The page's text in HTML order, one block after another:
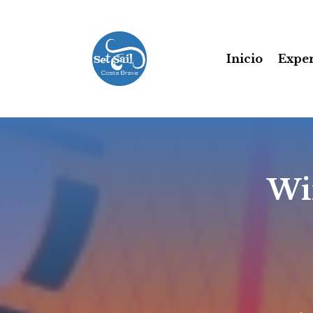
Inicio